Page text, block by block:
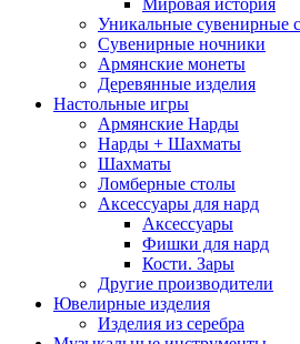
Мировая история
Уникальные сувенирные
Сувенирные ночники
Армянские монеты
Деревянные изделия
Настольные игры
Армянские Нарды
Нарды + Шахматы
Шахматы
Ломберные столы
Аксессуары для нард
Аксессуары
Фишки для нард
Кости. Зары
Другие производители
Ювелирные изделия
Изделия из серебра